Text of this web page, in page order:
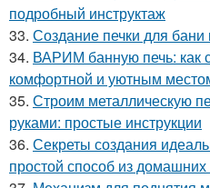
подробный инструктаж
33. Создание печки для
34. ВАРИМ банную печь: как
комфортной и уютным
35. Строим металлическую
руками: простые инструкции
36. Секреты создания
простой способ из домашних